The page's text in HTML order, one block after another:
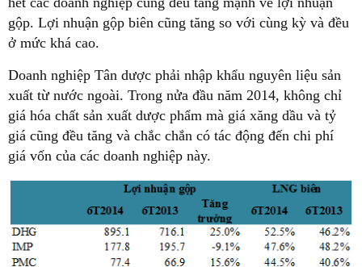
gộp. Lợi nhuận gộp biên cũng tăng so với cùng kỳ và đều
ở mức khá cao.
Doanh nghiệp Tân dược phải nhập khẩu nguyên liệu sản
xuất từ nước ngoài. Trong nửa đầu năm 2014, không chỉ
giá hóa chất sản xuất dược phẩm mà giá xăng dầu và tỷ
giá cũng đều tăng và chắc chắn có tác động đến chi phí
giá vốn của các doanh nghiệp này.